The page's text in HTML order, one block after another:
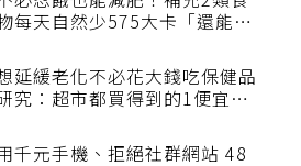
不必忍餓也能減肥！補充2類食
物每天自然少575大卡「還能吃
想延緩老化不必花大錢吃保健品
研究：超市都買得到的1便宜食